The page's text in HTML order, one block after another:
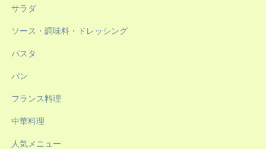
サラダ
ソース・調味料・ドレッシング
パスタ
パン
フランス料理
中華料理
人気メニュー